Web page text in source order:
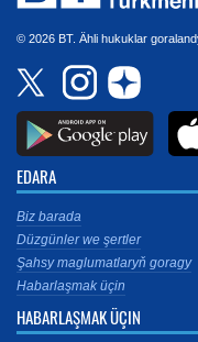
© 2026 BT. Ähli hukuklar
EDARA
Biz barada
Düzgünler we şertler
Şahsy maglumatlaryň goragy
Habarlaşmak üçin
HABARLAŞMAK ÜÇIN